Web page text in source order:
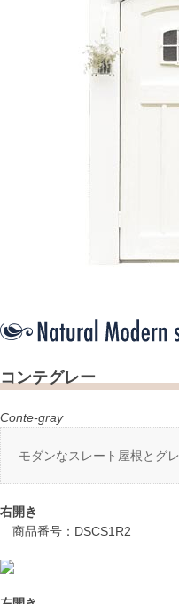
コンテグレー
Conte-gray
モダンなスレート屋根とグ
右開き
商品番号：DSCS1R2